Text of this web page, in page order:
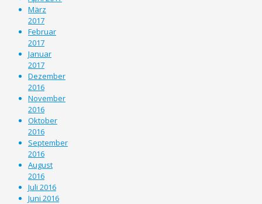
März
2017
Februar
2017
Januar
2017
Dezember
2016
November
2016
Oktober
2016
September
2016
August
2016
Juli 2016
Juni 2016